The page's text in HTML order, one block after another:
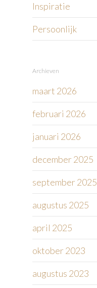
Inspiratie
Persoonlijk
Archieven
maart 2026
februari 2026
januari 2026
december 2025
september 2025
augustus 2025
april 2025
oktober 2023
augustus 2023